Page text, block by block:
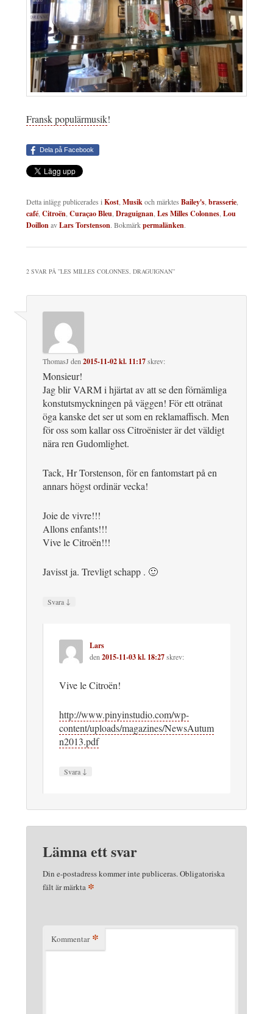
Fransk populärmusik!
Dela på Facebook
Detta inlägg publicerades i Kost Musikoch märktes Bailey's brasserie
café Citroën Curaçao Bleu Draguignan Les Milles Colonnes Lou
DoillonavLars Torstenson. Bokmärkpermalänken.
2 SVAR PÅ ”LES MILLES COLONNES, DRAGUIGNAN”
ThomasJ den 2015-11-02 kl. 11:17skrev:
Monsieur!
Jag blir VARM i hjärtat av att se den förnämliga
konstutsmyckningen på väggen! För ett otränat
öga kanske det ser ut som en reklamaffisch. Men
för oss som kallar oss Citroënister är det väldigt
nära ren Gudomlighet.
Tack, Hr Torstenson, för en fantomstart på en
annars högst ordinär vecka!
Joie de vivre!!!
Allons enfants!!!
Vive le Citroën!!!
Javisst ja. Trevligt schapp . 🙂
Svara ↓
Lars
den 2015-11-03 kl. 18:27skrev:
Vive le Citroën!
http://www.pinyinstudio.com/wp-
content/uploads/magazines/NewsAutum
n2013.pdf
Svara ↓
Lämna ett svar
Din e-postadress kommer inte publiceras.Obligatoriska
fält är märkta *
Kommentar *